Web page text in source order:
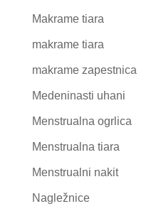
Makrame tiara
makrame tiara
makrame zapestnica
Medeninasti uhani
Menstrualna ogrlica
Menstrualna tiara
Menstrualni nakit
Nagležnice